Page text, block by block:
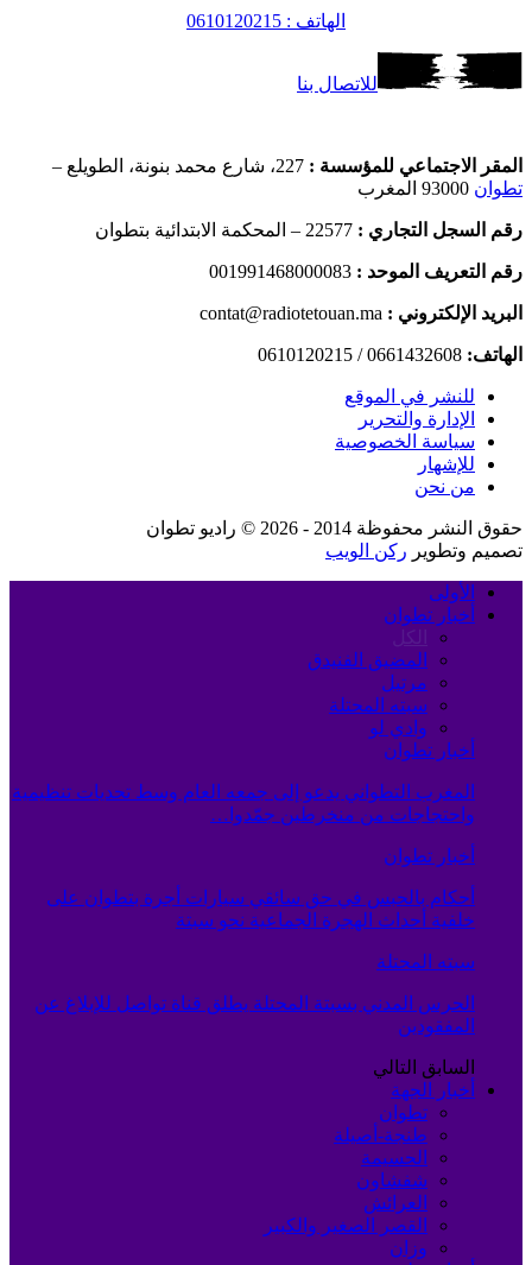
الهاتف : 0610120215
للاتصال بنا
المقر الاجتماعي للمؤسسة : 227، شارع محمد بنونة، الطويلع –
تطوان
رقم السجل التجاري : 22577 – المحكمة الابتدائية بتطوان
رقم التعريف الموحد : 001991468000083
البريد الإلكتروني : contat@radiotetouan.ma
الهاتف: 0661432608 / 0610120215
للنشر في الموقع
الإدارة والتحرير
سياسة الخصوصية
للإشهار
من نحن
حقوق النشر محفوظة 2014 - 2026 © راديو تطوان
تصميم وتطوير ركن الويب
الأولى
أخبار تطوان
الكل
المضيق الفنيدق
مرتيل
سبته المحتلة
وادي لو
أخبار تطوان
المغرب التطواني يدعو إلى جمعه العام وسط تحديات تنظيمية
واحتجاجات من منخرطين جمّدوا…
أخبار تطوان
أحكام بالحبس في حق سائقي سيارات أجرة بتطوان على
خلفية أحداث الهجرة الجماعية نحو سبتة
سبته المحتلة
الحرس المدني بسبتة المحتلة يطلق قناة تواصل للإبلاغ عن
المفقودين
السابق التالي
أخبار الجهة
تطوان
طنجة-أصيلة
الحسيمة
شفشاون
العرائش
القصر الصغير والكبير
وزان